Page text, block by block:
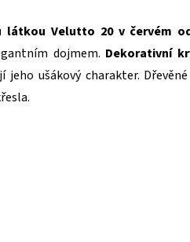
látkou Velutto 20 v červém
dojmem. Dekorativní
jeho ušákový charakter.